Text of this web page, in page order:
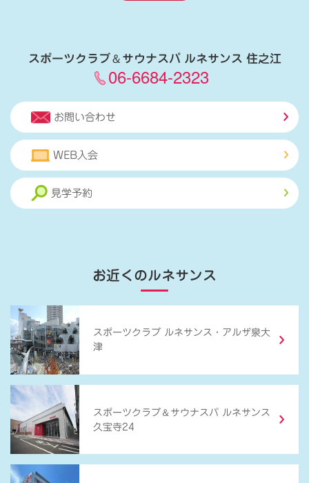
スポーツクラブ＆サウナスパ ルネサンス 住之江
06-6684-2323
お問い合わせ
WEB入会
見学予約
お近くのルネサンス
スポーツクラブ ルネサンス・アルザ泉大
津
スポーツクラブ ＆ サウナスパ ルネサンス
久宝寺24